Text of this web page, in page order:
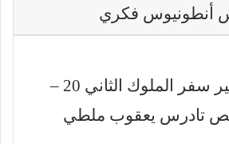
أنطونيوس فكري
تفسير سفر الملوك الثاني 20 –
تادرس يعقوب ملطي